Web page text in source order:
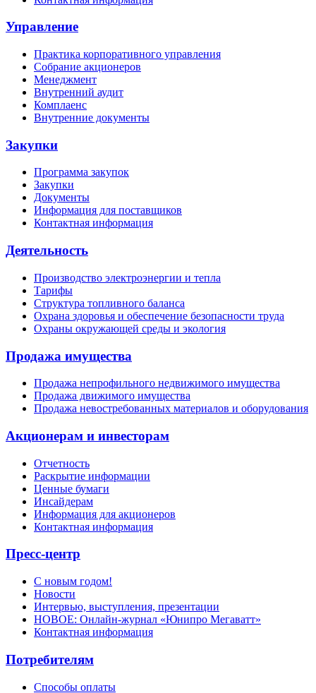
Управление
Практика корпоративного управления
Собрание акционеров
Менеджмент
Внутренний аудит
Комплаенс
Внутренние документы
Закупки
Программа закупок
Закупки
Документы
Информация для поставщиков
Контактная информация
Деятельность
Производство электроэнергии и тепла
Тарифы
Структура топливного баланса
Охрана здоровья и обеспечение безопасности труда
Охраны окружающей среды и экология
Продажа имущества
Продажа непрофильного недвижимого имущества
Продажа движимого имущества
Продажа невостребованных материалов и оборудования
Акционерам и инвесторам
Отчетность
Раскрытие информации
Ценные бумаги
Инсайдерам
Информация для акционеров
Контактная информация
Пресс-центр
С новым годом!
Новости
Интервью, выступления, презентации
НОВОЕ: Онлайн-журнал «Юнипро Мегаватт»
Контактная информация
Потребителям
Способы оплаты